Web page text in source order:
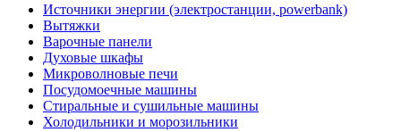
Источники энергии (электростанции, powerbank)
Вытяжки
Варочные панели
Духовые шкафы
Микроволновые печи
Посудомоечные машины
Стиральные и сушильные машины
Холодильники и морозильники